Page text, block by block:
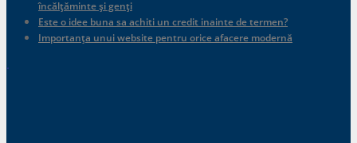
încălțăminte și genți
Este o idee buna sa achiti un credit inainte de termen?
Importanța unui website pentru orice afacere modernă
.